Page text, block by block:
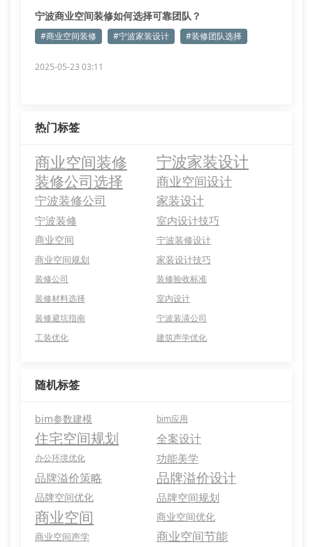
宁波商业空间装修如何选择可靠团队？
#商业空间装修 #宁波家装设计 #装修团队选择
2025-05-23 03:11
热门标签
商业空间装修 宁波家装设计
装修公司选择 商业空间设计
宁波装修公司 家装设计
宁波装修 室内设计技巧
商业空间
宁波装修设计
商业空间规划
家装设计技巧
装修公司
装修验收标准
装修材料选择
室内设计
装修避坑指南
宁波装潢公司
工装优化
建筑声学优化
随机标签
bim参数建模 bim应用
住宅空间规划 全案设计
办公环境优化 功能美学
品牌溢价策略 品牌溢价设计
品牌空间优化 品牌空间规划
商业空间 商业空间优化
商业空间声学 商业空间节能